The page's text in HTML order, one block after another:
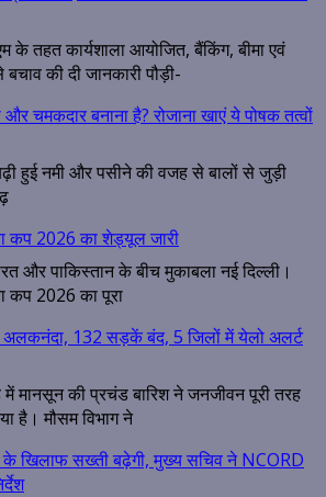
के तहत कार्यशाला आयोजित, बैंकिंग, बीमा एवं
बचाव की दी जानकारी पौड़ी-
और चमकदार बनाना है? रोजाना खाएं ये पोषक तत्वों
हुई नमी और पसीने की वजह से बालों से जुड़ी
कप 2026 का शेड्यूल जारी
और पाकिस्तान के बीच मुकाबला नई दिल्ली।
कप 2026 का पूरा
अलकनंदा, 132 सड़कें बंद, 5 जिलों में येलो अलर्ट
में मानसून की प्रचंड बारिश ने जनजीवन पूरी तरह
है। मौसम विभाग ने
के खिलाफ सख्ती बढ़ेगी, मुख्य सचिव ने NCORD